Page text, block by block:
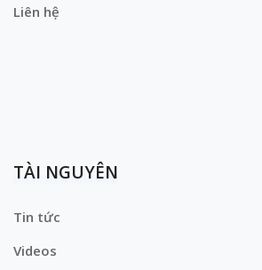
Liên hệ
TÀI NGUYÊN
Tin tức
Videos